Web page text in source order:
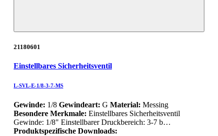
21180601
Einstellbares Sicherheitsventil
L-SVL-E-1/8-3-7-MS
Gewinde: 1/8 Gewindeart: G Material: Messing
Besondere Merkmale: Einstellbares Sicherheitsventil
Gewinde: 1/8" Einstellbarer Druckbereich: 3-7 b…
Produktspezifische Downloads: